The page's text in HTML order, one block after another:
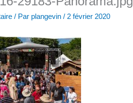
/ Par plangevin/ 2 février 2020